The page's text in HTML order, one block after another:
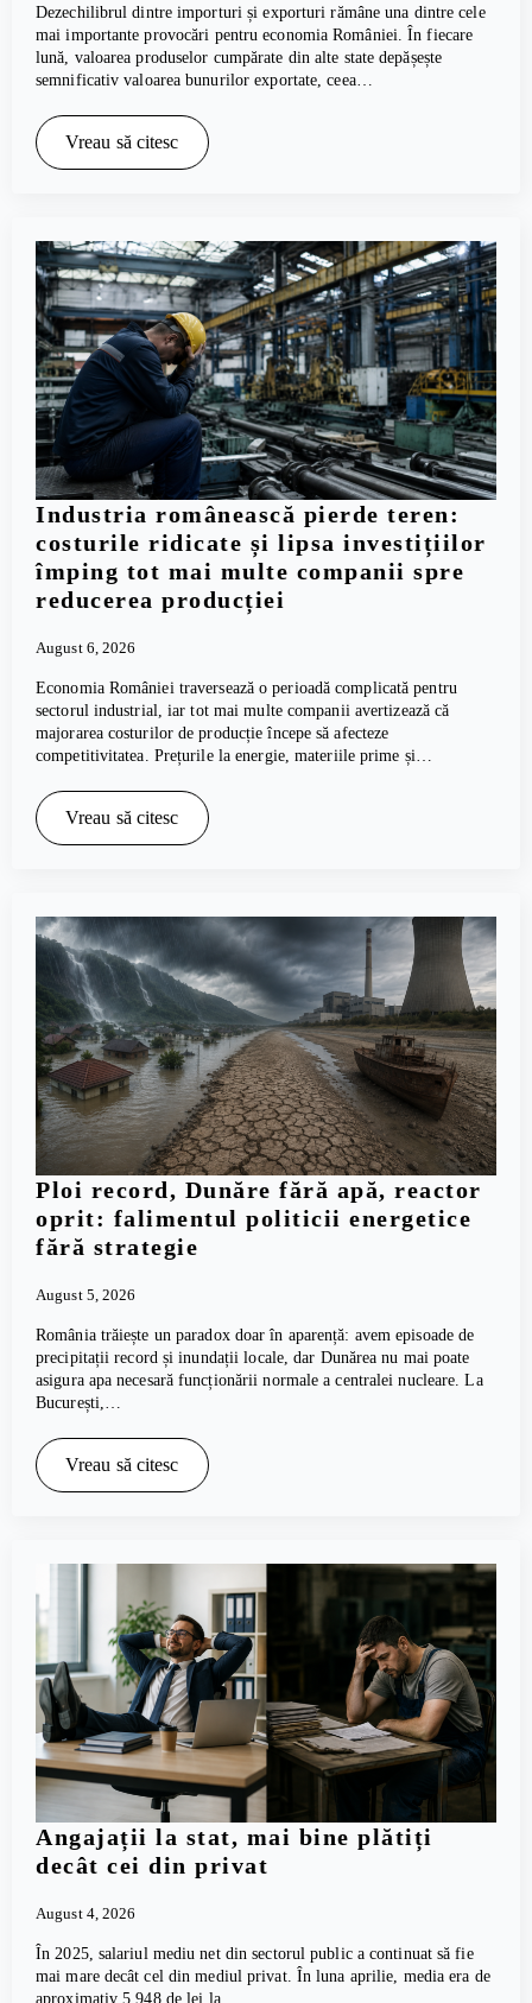
Dezechilibrul dintre importuri și exporturi rămâne una dintre cele
mai importante provocări pentru economia României. În fiecare
lună, valoarea produselor cumpărate din alte state depășește
semnificativ valoarea bunurilor exportate, ceea…
Vreau să citesc
Industria românească pierde teren:
costurile ridicate și lipsa investițiilor
împing tot mai multe companii spre
reducerea producției
August 6, 2026
Economia României traversează o perioadă complicată pentru
sectorul industrial, iar tot mai multe companii avertizează că
majorarea costurilor de producție începe să afecteze
competitivitatea. Prețurile la energie, materiile prime și…
Vreau să citesc
Ploi record, Dunăre fără apă, reactor
oprit: falimentul politicii energetice
fără strategie
August 5, 2026
România trăiește un paradox doar în aparență: avem episoade de
precipitații record și inundații locale, dar Dunărea nu mai poate
asigura apa necesară funcționării normale a centralei nucleare. La
București,…
Vreau să citesc
Angajații la stat, mai bine plătiți
decât cei din privat
August 4, 2026
În 2025, salariul mediu net din sectorul public a continuat să fie
mai mare decât cel din mediul privat. În luna aprilie, media era de
aproximativ 5.948 de lei la…